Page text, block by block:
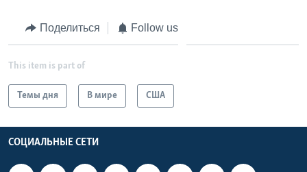
Поделиться Follow us
This item is part of
Темы дня В мире США
СОЦИАЛЬНЫЕ СЕТИ